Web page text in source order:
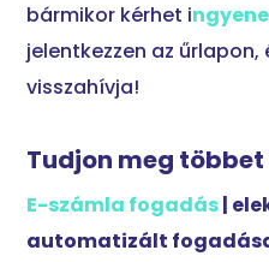
bármikor kérhet i
jelentkezzen az
visszahívja!
Tudjon meg
E-számla fogadás|
automatizált